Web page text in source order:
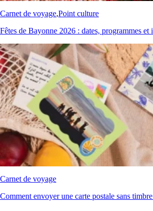
Carnet de voyage,Point culture
Fêtes de Bayonne 2026 : dates, programmes et
Carnet de voyage
Comment envoyer une carte postale sans